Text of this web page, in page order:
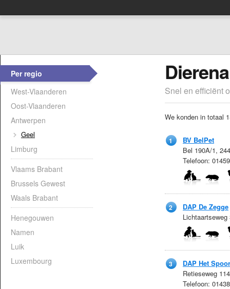
Per regio
West-Vlaanderen
Oost-Vlaanderen
Antwerpen
Geel
Limburg
Vlaams Brabant
Brussels Gewest
Waals Brabant
Henegouwen
Namen
Luik
Luxembourg
Snel en efficiënt
We konden in totaal
1
BV BelPet
Bel 190A/1,
Telefoon:
2
DAP De Zegge
3
DAP Het Spoor
Retieseweg
Telefoon: